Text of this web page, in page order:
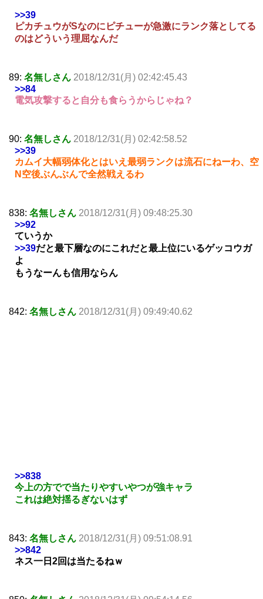
>>39
ピカチュウがSなのにピチューが急激にランク落としてる
のはどういう理屈なんだ
89: 名無しさん 2018/12/31(月) 02:42:45.43
>>84
電気攻撃すると自分も食らうからじゃね？
90: 名無しさん 2018/12/31(月) 02:42:58.52
>>39
カムイ大幅弱体化とはいえ最弱ランクは流石にねーわ、空
N空後ぶんぶんで全然戦えるわ
838: 名無しさん 2018/12/31(月) 09:48:25.30
>>92
ていうか
>>39だと最下層なのにこれだと最上位にいるゲッコウガ
よ
もうなーんも信用ならん
842: 名無しさん 2018/12/31(月) 09:49:40.62
>>838
今上の方でで当たりやすいやつが強キャラ
これは絶対揺るぎないはず
843: 名無しさん 2018/12/31(月) 09:51:08.91
>>842
ネス一日2回は当たるねｗ